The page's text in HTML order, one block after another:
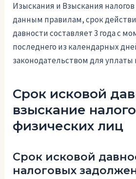
Изыскания и Взыскания налогов
данным правилам, срок
давности составляет 3 года с
последнего из календарных
законодательством для уплаты
Срок исковой
взыскание
физических лиц
Срок исковой
налоговых